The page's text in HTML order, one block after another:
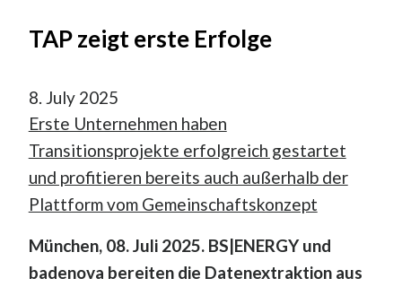
TAP zeigt erste Erfolge
8. July 2025
Erste Unternehmen haben
Transitionsprojekte erfolgreich gestartet
und profitieren bereits auch außerhalb der
Plattform vom Gemeinschaftskonzept
München, 08. Juli 2025. BS|ENERGY und
badenova bereiten die Datenextraktion aus